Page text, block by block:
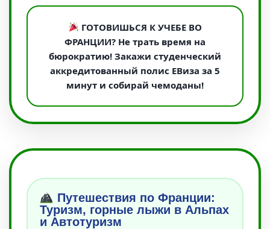
ГОТОВИШЬСЯ К УЧЕБЕ ВО
ФРАНЦИИ? Не трать время на
бюрократию! Закажи студенческий
аккредитованный полис ЕВиза за 5
минут и собирай чемоданы!
Путешествия по Франции:
Туризм, горные лыжи в Альпах
и Автотуризм